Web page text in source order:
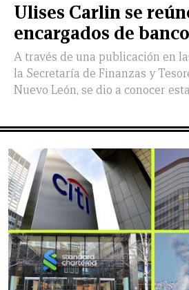
Ulises Carlin se
encargados de
A través de una publicación en
la Secretaría de Finanzas y
Nuevo León, se dio a conocer